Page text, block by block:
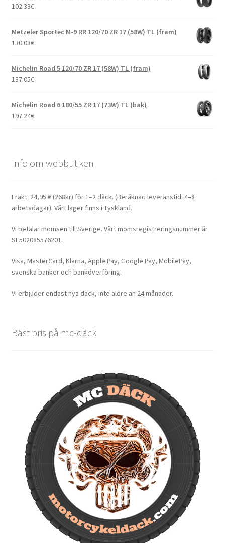
102.33€
Metzeler Sportec M-9 RR 120/70 ZR 17 (58W) TL (fram)
130.03€
Michelin Road 5 120/70 ZR 17 (58W) TL (fram)
137.05€
Michelin Road 6 180/55 ZR 17 (73W) TL (bak)
197.24€
Info om webbutiken
Frakt: 24,95 € (268kr) för 1–2 däck. (Beräknad leveranstid: 4–8
arbetsdagar). Vårt lager finns i Tyskland.
Vi betalar momsen till Sverige. Vårt momsregistreringsnummer är
SE502085576201.
Visa, MasterCard, Klarna, Apple Pay, Google Pay, MobilePay,
svenska banker och banköverföring.
Vi erbjuder endast nya däck, inte äldre än 24 månader.
Bäst pris på mc-däck